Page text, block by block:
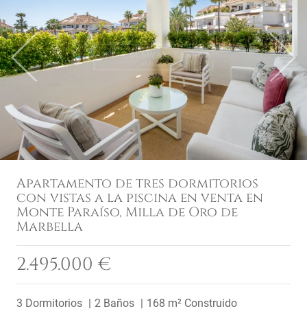
Previous Next
Apartamento de tres dormitorios
con vistas a la piscina en venta en
Monte Paraíso, Milla de Oro de
Marbella
2.495.000 €
3 Dormitorios 2 Baños 168 m² Construido